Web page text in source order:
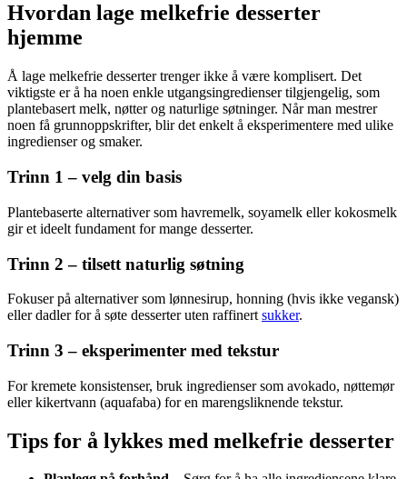
Hvordan lage melkefrie desserter
hjemme
Å lage melkefrie desserter trenger ikke å være komplisert. Det
viktigste er å ha noen enkle utgangsingredienser tilgjengelig, som
plantebasert melk, nøtter og naturlige søtninger. Når man mestrer
noen få grunnoppskrifter, blir det enkelt å eksperimentere med ulike
ingredienser og smaker.
Trinn 1 – velg din basis
Plantebaserte alternativer som havremelk, soyamelk eller kokosmelk
gir et ideelt fundament for mange desserter.
Trinn 2 – tilsett naturlig søtning
Fokuser på alternativer som lønnesirup, honning (hvis ikke vegansk)
eller dadler for å søte desserter uten raffinert sukker.
Trinn 3 – eksperimenter med tekstur
For kremete konsistenser, bruk ingredienser som avokado, nøttemør
eller kikertvann (aquafaba) for en marengsliknende tekstur.
Tips for å lykkes med melkefrie desserter